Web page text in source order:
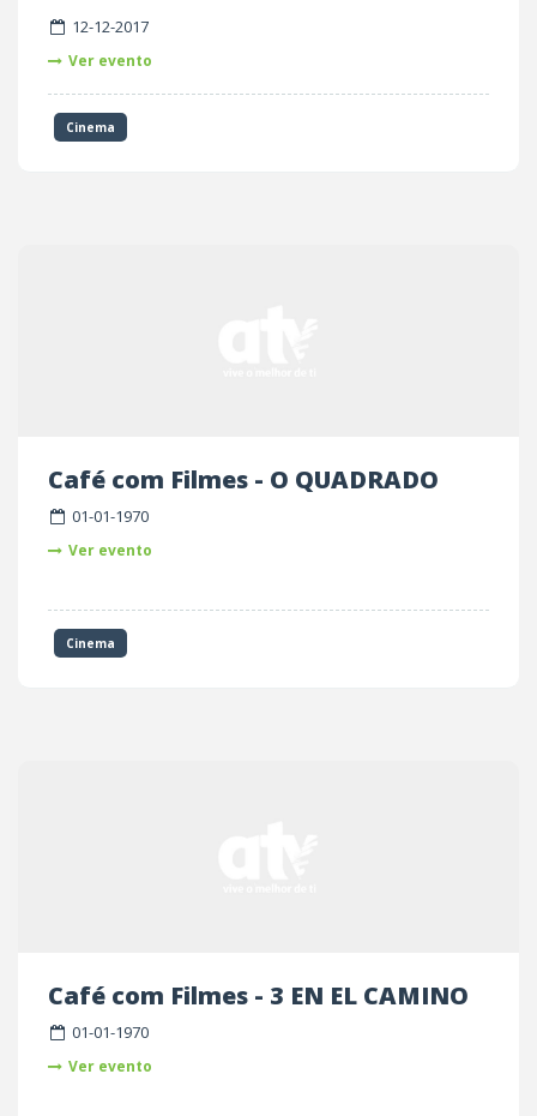
12-12-2017
Ver evento
Cinema
Café com Filmes - O QUADRADO
01-01-1970
Ver evento
Cinema
Café com Filmes - 3 EN EL CAMINO
01-01-1970
Ver evento